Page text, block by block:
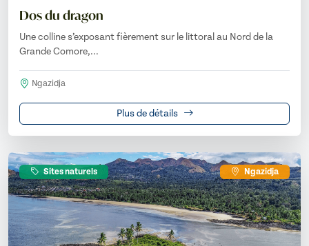
Dos du dragon
Une colline s’exposant fièrement sur le littoral au Nord de la
Grande Comore,...
Ngazidja
Plus de détails
Sites naturels Ngazidja